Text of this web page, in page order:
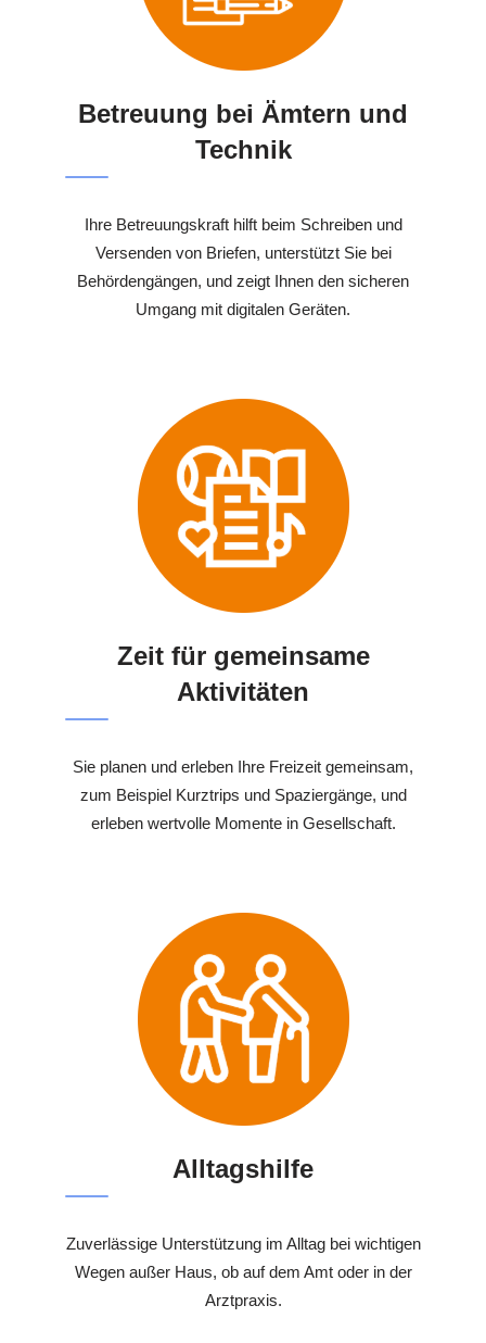
Betreuung bei Ämtern und
Technik
Ihre Betreuungskraft hilft beim Schreiben und
Versenden von Briefen, unterstützt Sie bei
Behördengängen, und zeigt Ihnen den sicheren
Umgang mit digitalen Geräten.
Zeit für gemeinsame
Aktivitäten
Sie planen und erleben Ihre Freizeit gemeinsam,
zum Beispiel Kurztrips und Spaziergänge, und
erleben wertvolle Momente in Gesellschaft.
Alltagshilfe
Zuverlässige Unterstützung im Alltag bei wichtigen
Wegen außer Haus, ob auf dem Amt oder in der
Arztpraxis.